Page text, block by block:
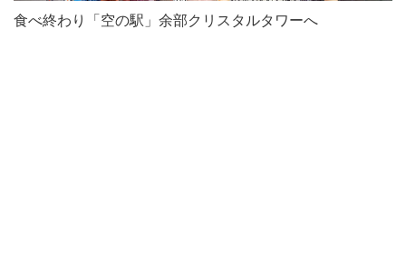
食べ終わり「空の駅」余部クリスタルタワーへ